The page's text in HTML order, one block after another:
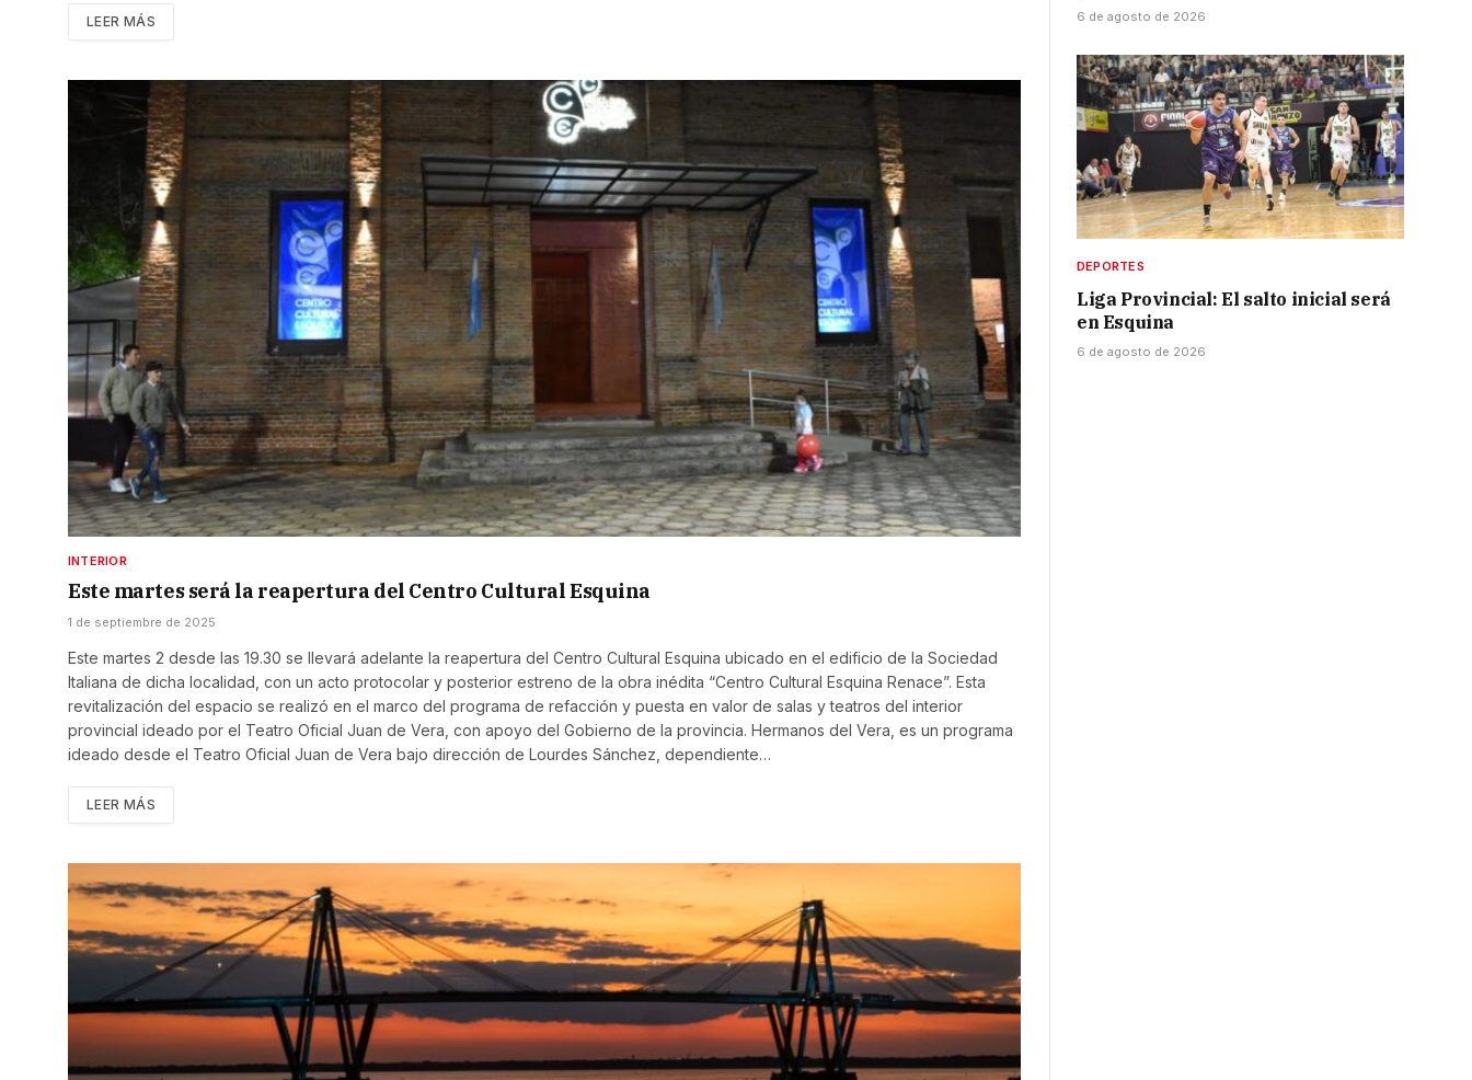
LEER MÁS
INTERIOR
Este martes será la reapertura del Centro Cultural Esquina
1 de septiembre de 2025
Este martes 2 desde las 19.30 se llevará adelante la reapertura del Centro Cultural Esquina ubicado en el edificio de la Sociedad
Italiana de dicha localidad, con un acto protocolar y posterior estreno de la obra inédita “Centro Cultural Esquina Renace”. Esta
revitalización del espacio se realizó en el marco del programa de refacción y puesta en valor de salas y teatros del interior
provincial ideado por el Teatro Oficial Juan de Vera, con apoyo del Gobierno de la provincia. Hermanos del Vera, es un programa
ideado desde el Teatro Oficial Juan de Vera bajo dirección de Lourdes Sánchez, dependiente…
LEER MÁS
6 de agosto de 2026
DEPORTES
Liga Provincial: El salto inicial será
en Esquina
6 de agosto de 2026